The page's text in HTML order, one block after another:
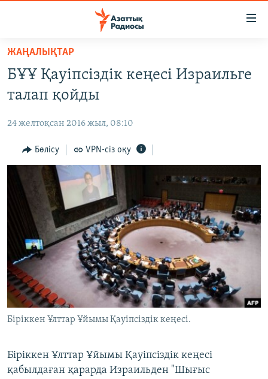
Skip
main
content
to
Navigation
Skip
Search
ҚАҢТАР ОҚИҒАСЫ
АДАМ ҚҰҚЫҚТАРЫ
ӘЛЕУМЕТ
ӘЛЕМ
АРНАЙЫ ЖОБАЛАР
Русский
ЖАЗЫЛЫҢЫЗ
ЖАҢАЛЫҚТАР
БҰҰ Қауіпсіздік кеңесі Израильге
талап қойды
24 желтоқсан 2016 жыл, 08:10
Бөлісу VPN-сіз оқу
Біріккен Ұлттар Ұйымы Қауіпсіздік кеңесі.
Біріккен Ұлттар Ұйымы Қауіпсіздік кеңесі
қабылдаған қарарда Израильден "Шығыс